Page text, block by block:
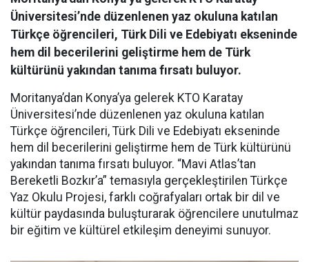
Üniversitesi’nde düzenlenen yaz okuluna katılan
Türkçe öğrencileri, Türk Dili ve Edebiyatı ekseninde
hem dil becerilerini geliştirme hem de Türk
kültürünü yakından tanıma fırsatı buluyor.
Moritanya’dan Konya’ya gelerek KTO Karatay
Üniversitesi’nde düzenlenen yaz okuluna katılan
Türkçe öğrencileri, Türk Dili ve Edebiyatı ekseninde
hem dil becerilerini geliştirme hem de Türk kültürünü
yakından tanıma fırsatı buluyor. “Mavi Atlas’tan
Bereketli Bozkır’a” temasıyla gerçekleştirilen Türkçe
Yaz Okulu Projesi, farklı coğrafyaları ortak bir dil ve
kültür paydasında buluşturarak öğrencilere unutulmaz
bir eğitim ve kültürel etkileşim deneyimi sunuyor.